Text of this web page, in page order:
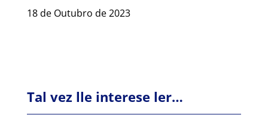
18 de Outubro de 2023
Tal vez lle interese ler…